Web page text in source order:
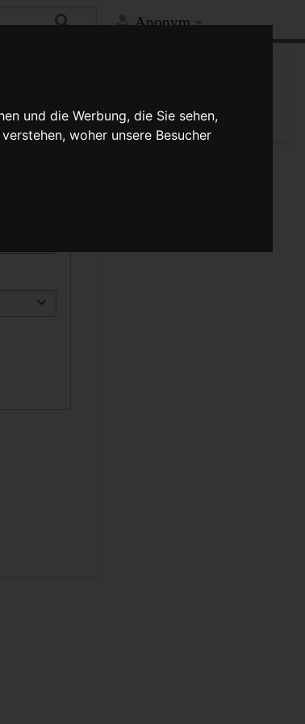
und die Werbung, die Sie sehen,
woher unsere Besucher
Anonym
Druckversion